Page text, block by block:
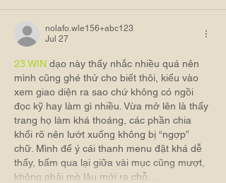
nolafo.wle156+abc123
Jul 27
23 WIN dạo này thấy nhắc nhiều quá nên
mình cũng ghé thử cho biết thôi, kiểu vào
xem giao diện ra sao chứ không có ngồi
đọc kỹ hay làm gì nhiều. Vừa mở lên là thấy
trang họ làm khá thoáng, các phần chia
khối rõ nên lướt xuống không bị “ngợp”
chữ. Mình để ý cái thanh menu đặt khá dễ
thấy, bấm qua lại giữa vài mục cũng mượt,
không phải mò lâu mới ra chỗ…